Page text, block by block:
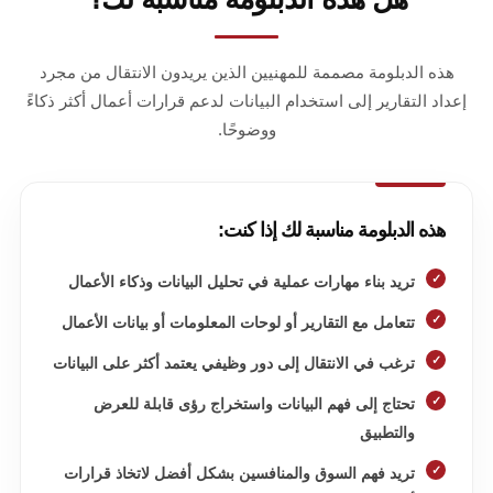
هذه الدبلومة مصممة للمهنيين الذين يريدون الانتقال من مجرد
إعداد التقارير إلى استخدام البيانات لدعم قرارات أعمال أكثر ذكاءً
ووضوحًا.
هذه الدبلومة مناسبة لك إذا كنت:
تريد بناء مهارات عملية في تحليل البيانات وذكاء الأعمال
تتعامل مع التقارير أو لوحات المعلومات أو بيانات الأعمال
ترغب في الانتقال إلى دور وظيفي يعتمد أكثر على البيانات
تحتاج إلى فهم البيانات واستخراج رؤى قابلة للعرض
والتطبيق
تريد فهم السوق والمنافسين بشكل أفضل لاتخاذ قرارات